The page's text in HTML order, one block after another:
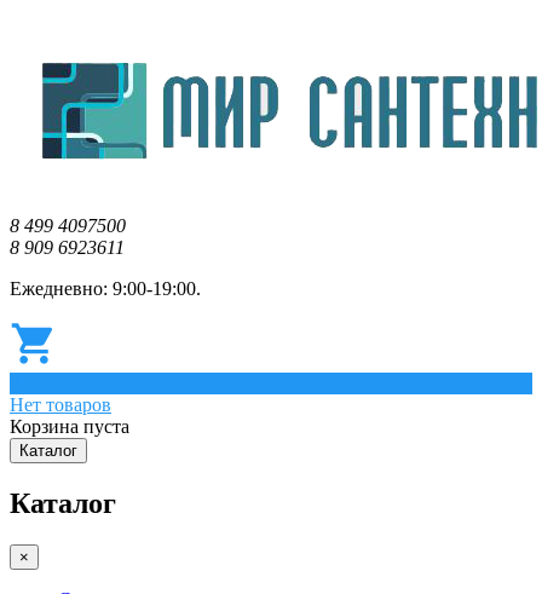
8 499 4097500
8 909 6923611
Ежедневно: 9:00-19:00.
Нет товаров
Корзина пуста
Каталог
Каталог
×